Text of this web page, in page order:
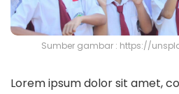
Sumber gambar : https://
Lorem ipsum dolor sit amet,